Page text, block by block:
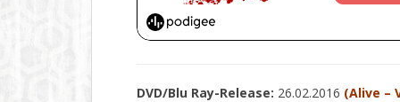
DVD/Blu Ray-Release: 26.02.2016 (Alive –